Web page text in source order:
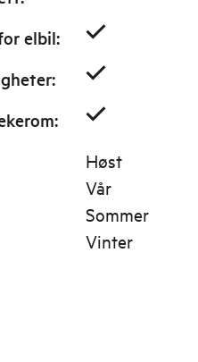
elbil:
:
:
Høst
Vår
Sommer
Vinter